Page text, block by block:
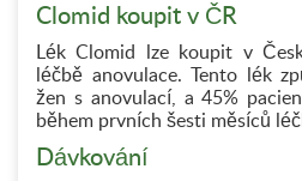
Clomid koupit v ČR
Lék Clomid lze koupit v
léčbě anovulace. Tento lék
žen s anovulací, a 45%
během prvních šesti měsíců
Dávkování